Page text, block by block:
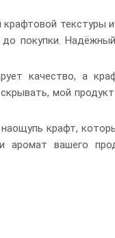
текстуры
покупки.
качество, а
мой
крафт,
вашего